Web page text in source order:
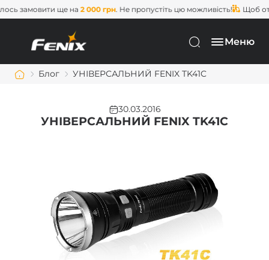
ще на2 000 грн. Не пропустіть цю можливість! Щоб
Меню
Блог ​УНІВЕРСАЛЬНИЙ FENIX TK41C
30.03.2016
​УНІВЕРСАЛЬНИЙ FENIX TK41C